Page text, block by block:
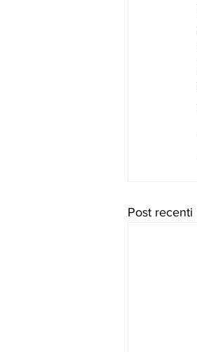
Post recenti